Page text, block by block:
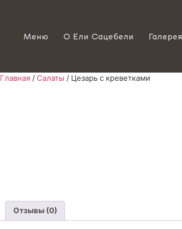
Меню О Ели Сацебели Галерея
Главная / Салаты / Цезарь с креветками
Отзывы (0)